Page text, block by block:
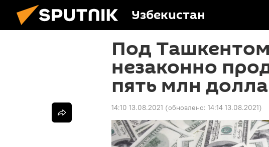
Узбекистан
Под
незаконно
пять млн
14:10 13.08.2021 (обновлено: 14:14 13.08.2021)